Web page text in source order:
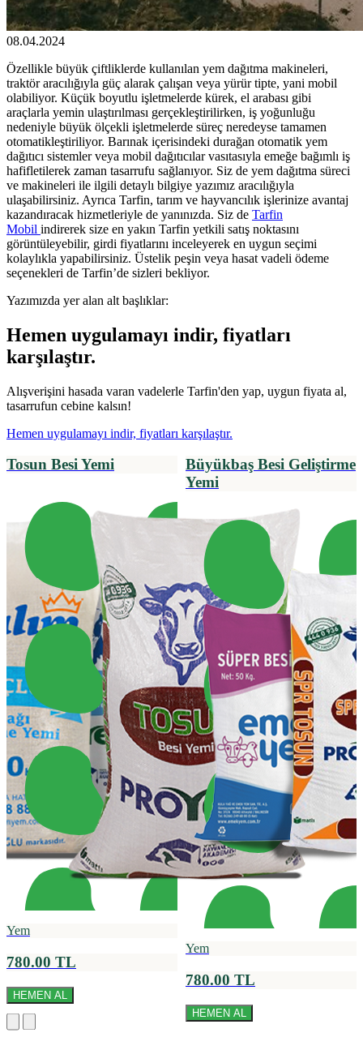
08.04.2024
Özellikle büyük çiftliklerde kullanılan yem dağıtma makineleri,
traktör aracılığıyla güç alarak çalışan veya yürür tipte, yani mobil
olabiliyor. Küçük boyutlu işletmelerde kürek, el arabası gibi
araçlarla yemin ulaştırılması gerçekleştirilirken, iş yoğunluğu
nedeniyle büyük ölçekli işletmelerde süreç neredeyse tamamen
otomatikleştiriliyor. Barınak içerisindeki durağan otomatik yem
dağıtıcı sistemler veya mobil dağıtıcılar vasıtasıyla emeğe bağımlı iş
hafifletilerek zaman tasarrufu sağlanıyor. Siz de yem dağıtma süreci
ve makineleri ile ilgili detaylı bilgiye yazımız aracılığıyla
ulaşabilirsiniz. Ayrıca Tarfin, tarım ve hayvancılık işlerinize avantaj
kazandıracak hizmetleriyle de yanınızda. Siz de Tarfin
Mobil indirerek size en yakın Tarfin yetkili satış noktasını
görüntüleyebilir, girdi fiyatlarını inceleyerek en uygun seçimi
kolaylıkla yapabilirsiniz. Üstelik peşin veya hasat vadeli ödeme
seçenekleri de Tarfin’de sizleri bekliyor.
Yazımızda yer alan alt başlıklar:
Hemen uygulamayı indir, fiyatları
karşılaştır.
Alışverişini hasada varan vadelerle Tarfin'den yap, uygun fiyata al,
tasarrufun cebine kalsın!
Hemen uygulamayı indir, fiyatları karşılaştır.
Tosun Besi Yemi
Yem
780.00 TL
HEMEN AL
Büyükbaş Besi Geliştirme
Yemi
Yem
780.00 TL
HEMEN AL